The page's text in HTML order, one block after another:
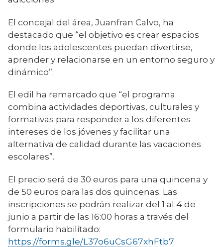
El concejal del área, Juanfran Calvo, ha
destacado que “el objetivo es crear espacios
donde los adolescentes puedan divertirse,
aprender y relacionarse en un entorno seguro y
dinámico”.
El edil ha remarcado que “el programa
combina actividades deportivas, culturales y
formativas para responder a los diferentes
intereses de los jóvenes y facilitar una
alternativa de calidad durante las vacaciones
escolares”.
El precio será de 30 euros para una quincena y
de 50 euros para las dos quincenas. Las
inscripciones se podrán realizar del 1 al 4 de
junio a partir de las 16:00 horas a través del
formulario habilitado:
https://forms.gle/L37o6uCsG67xhFtb7